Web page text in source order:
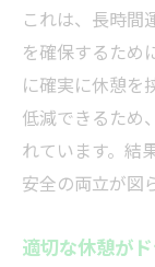
これは、長時間
を確保するため
に確実に休憩を
低減できるため
れています。結
安全の両立が図
適切な休憩が